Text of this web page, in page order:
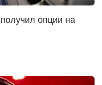
опции на